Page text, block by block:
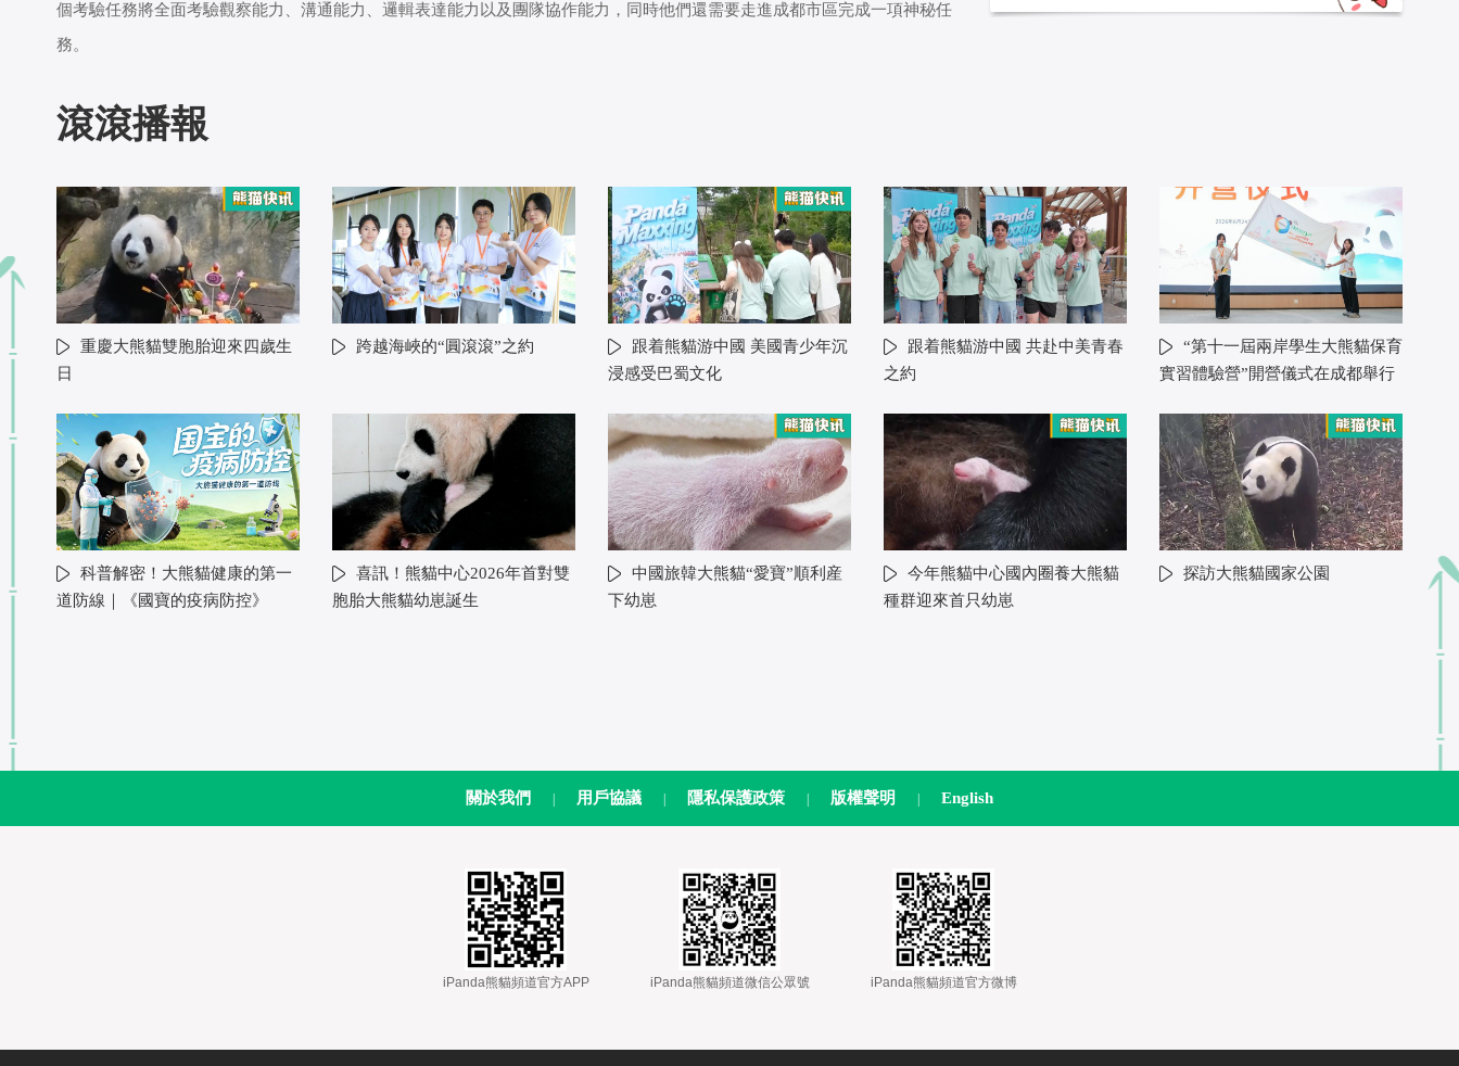
個考驗任務將全面考驗觀察能力、溝通能力、邏輯表達能力以及團隊協作能力，同時他們還需要走進成都市區完成一項神秘任
務。
滾滾播報
重慶大熊貓雙胞胎迎來四歲生
日
跨越海峽的“圓滾滾”之約
跟着熊貓游中國 美國青少年沉
浸感受巴蜀文化
跟着熊貓游中國 共赴中美青春
之約
“第十一屆兩岸學生大熊貓保育
實習體驗營”開營儀式在成都舉行
科普解密！大熊貓健康的第一
道防線｜《國寶的疫病防控》
喜訊！熊貓中心2026年首對雙
胞胎大熊貓幼崽誕生
中國旅韓大熊貓“愛寶”順利産
下幼崽
今年熊貓中心國內圈養大熊貓
種群迎來首只幼崽
探訪大熊貓國家公園
關於我們 用戶協議 隱私保護政策 版權聲明 English
iPanda熊貓頻道官方APP iPanda熊貓頻道微信公眾號 iPanda熊貓頻道官方微博